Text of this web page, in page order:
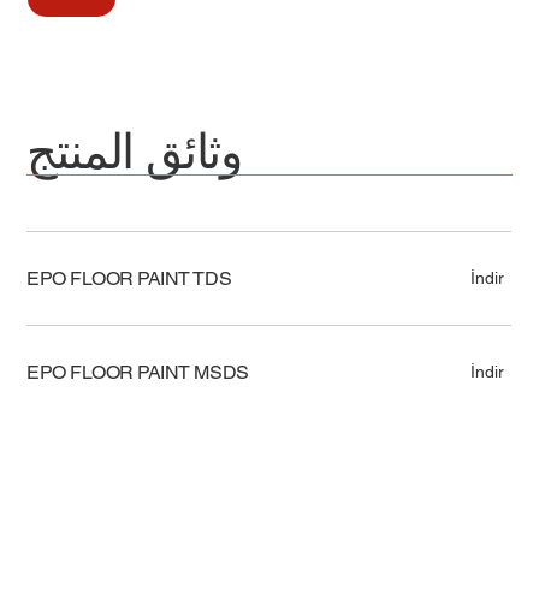
EPO FLOOR PAINT TDS İndir
EPO FLOOR PAINT MSDS İndir
وثائق المنتج